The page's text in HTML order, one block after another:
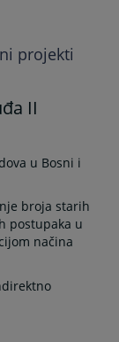
projekti
II
u Bosni i
broja starih
postupaka u
načina